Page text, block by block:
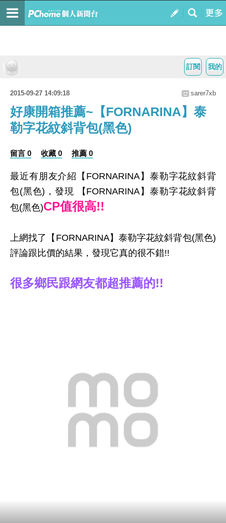
我的
訂閱
2015-09-27 14:09:18 sarer7xb
好康開箱推薦~【FORNARINA】泰
勒字花紋斜背包(黑色)
留言 0 收藏 0 推薦 0
最近有朋友介紹【FORNARINA】泰勒字花紋斜背
包(黑色)，發現 【FORNARINA】泰勒字花紋斜背
包(黑色)CP值很高!!
上網找了【FORNARINA】泰勒字花紋斜背包(黑色)
評論跟比價的結果，發現它真的很不錯!!
很多鄉民跟網友都超推薦的!!